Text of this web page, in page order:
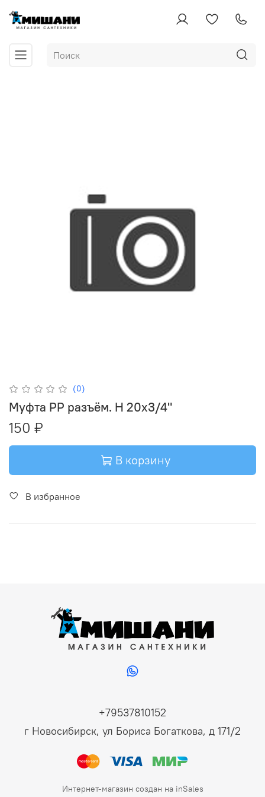
(0)
Муфта PP разъём. Н 20х3/4"
150 ₽
В корзину
В избранное
+79537810152
г Новосибирск, ул Бориса Богаткова, д 171/2
Интернет-магазин создан на inSales